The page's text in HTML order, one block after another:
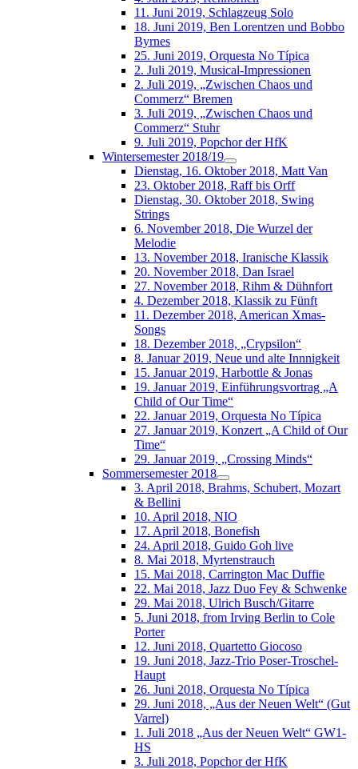
11. Juni 2019, Schlagzeug Solo
18. Juni 2019, Ben Lorentzen und Bobbo
Byrnes
25. Juni 2019, Orquesta No Típica
2. Juli 2019, Musical-Impressionen
2. Juli 2019, „Zwischen Chaos und
Commerz“ Bremen
3. Juli 2019, „Zwischen Chaos und
Commerz“ Stuhr
9. Juli 2019, Popchor der HfK
Wintersemester 2018/19
Dienstag, 16. Oktober 2018, Matt Van
23. Oktober 2018, Raff bis Orff
Dienstag, 30. Oktober 2018, Swing
Strings
6. November 2018, Die Wurzel der
Melodie
13. November 2018, Iranische Klassik
20. November 2018, Dan Israel
27. November 2018, Rihm & Dühnfort
4. Dezember 2018, Klassik zu Fünft
11. Dezember 2018, American Xmas-
Songs
18. Dezember 2018, „Crypsilon“
8. Januar 2019, Neue und alte Innnigkeit
15. Januar 2019, Harbottle & Jonas
19. Januar 2019, Einführungsvortrag „A
Child of Our Time“
22. Januar 2019, Orquesta No Típica
27. Januar 2019, Konzert „A Child of Our
Time“
29. Januar 2019, „Crossing Minds“
Sommersemester 2018
3. April 2018, Brahms, Schubert, Mozart
& Bellini
10. April 2018, NIO
17. April 2018, Bonefish
24. April 2018, Guido Goh live
8. Mai 2018, Myrtenstrauch
15. Mai 2018, Carrington Mac Duffie
22. Mai 2018, Jazz Duo Fey & Schwenke
29. Mai 2018, Ulrich Busch/Gitarre
5. Juni 2018, from Irving Berlin to Cole
Porter
12. Juni 2018, Quartetto Giocoso
19. Juni 2018, Jazz-Trio Poser-Troschel-
Haupt
26. Juni 2018, Orquesta No Típica
29. Juni 2018, „Aus der Neuen Welt“ (Gut
Varrel)
1. Juli 2018 „Aus der Neuen Welt“ GW1-
HS
3. Juli 2018, Popchor der HfK